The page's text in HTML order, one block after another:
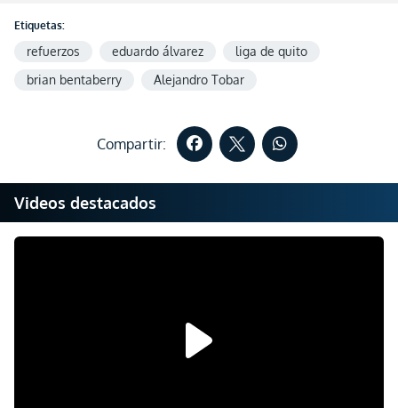
Etiquetas:
refuerzos eduardo álvarez
liga de quito
brian bentaberry
Alejandro Tobar
Compartir:
Videos destacados